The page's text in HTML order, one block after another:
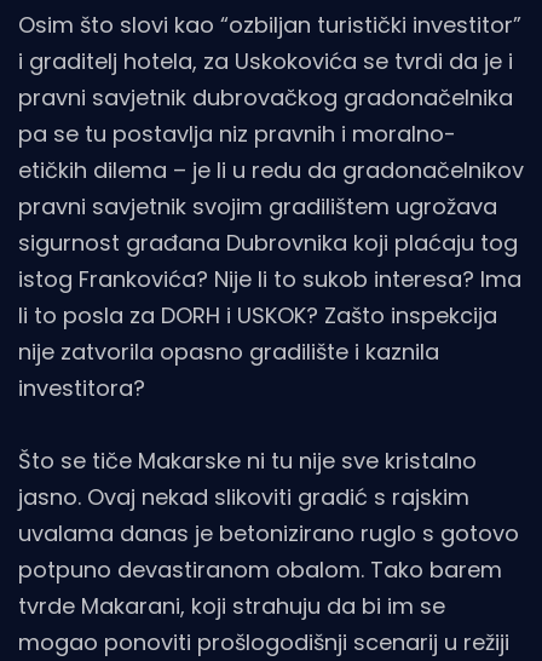
Osim što slovi kao “ozbiljan turistički investitor”
i graditelj hotela, za Uskokovića se tvrdi da je i
pravni savjetnik dubrovačkog gradonačelnika
pa se tu postavlja niz pravnih i moralno-
etičkih dilema – je li u redu da gradonačelnikov
pravni savjetnik svojim gradilištem ugrožava
sigurnost građana Dubrovnika koji plaćaju tog
istog Frankovića? Nije li to sukob interesa? Ima
li to posla za DORH i USKOK? Zašto inspekcija
nije zatvorila opasno gradilište i kaznila
investitora?
Što se tiče Makarske ni tu nije sve kristalno
jasno. Ovaj nekad slikoviti gradić s rajskim
uvalama danas je betonizirano ruglo s gotovo
potpuno devastiranom obalom. Tako barem
tvrde Makarani, koji strahuju da bi im se
mogao ponoviti prošlogodišnji scenarij u režiji